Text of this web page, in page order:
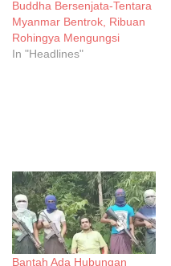
Buddha Bersenjata-Tentara
Myanmar Bentrok, Ribuan
Rohingya Mengungsi
In "Headlines"
Bantah Ada Hubungan